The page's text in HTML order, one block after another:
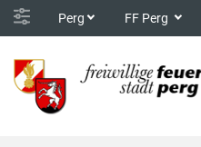
Perg FF Perg